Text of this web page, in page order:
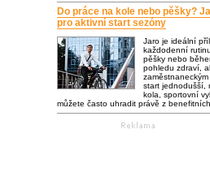
Do práce na kole nebo pěšky?
pro aktivní start sezóny
Jaro je ideální
každodenní
pěšky nebo
pohledu zdraví,
start jednodušší,
kola, sportovní
můžete často uhradit právě z